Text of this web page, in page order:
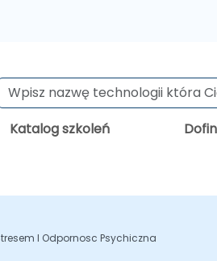
Katalog szkoleń
I Odpornosc Psychiczna